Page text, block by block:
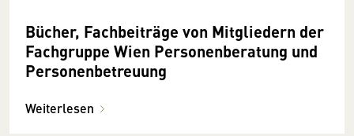
Bücher, Fachbeiträge von Mitgliedern der
Fachgruppe Wien Personenberatung und
Personenbetreuung
Weiterlesen